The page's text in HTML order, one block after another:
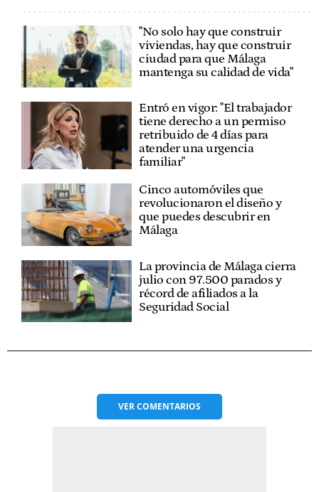
"No solo hay que construir
viviendas, hay que construir
ciudad para que Málaga
mantenga su calidad de vida"
Entró en vigor: "El trabajador
tiene derecho a un permiso
retribuido de 4 días para
atender una urgencia
familiar"
Cinco automóviles que
revolucionaron el diseño y
que puedes descubrir en
Málaga
La provincia de Málaga cierra
julio con 97.500 parados y
récord de afiliados a la
Seguridad Social
VERCOMENTARIOS